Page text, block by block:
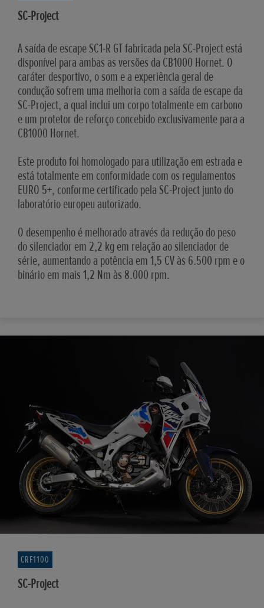
SC-Project
A saída de escape SC1-R GT fabricada pela SC-Project está
disponível para ambas as versões da CB1000 Hornet. O
caráter desportivo, o som e a experiência geral de
condução sofrem uma melhoria com a saída de escape da
SC-Project, a qual inclui um corpo totalmente em carbono
e um protetor de reforço concebido exclusivamente para a
CB1000 Hornet.
Este produto foi homologado para utilização em estrada e
está totalmente em conformidade com os regulamentos
EURO 5+, conforme certificado pela SC-Project junto do
laboratório europeu autorizado.
O desempenho é melhorado através da redução do peso
do silenciador em 2,2 kg em relação ao silenciador de
série, aumentando a potência em 1,5 CV às 6.500 rpm e o
binário em mais 1,2 Nm às 8.000 rpm.
CRF1100
SC-Project